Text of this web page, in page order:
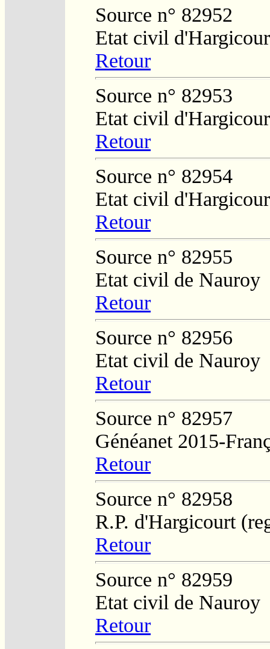
Source n° 82952
Etat civil
Retour
Source n° 82953
Etat civil
Retour
Source n° 82954
Etat civil
Retour
Source n° 82955
Etat civil de Nauroy
Retour
Source n° 82956
Etat civil de Nauroy
Retour
Source n° 82957
Généanet 2015-
Retour
Source n° 82958
R.P. d'Hargicourt
Retour
Source n° 82959
Etat civil de Nauroy
Retour